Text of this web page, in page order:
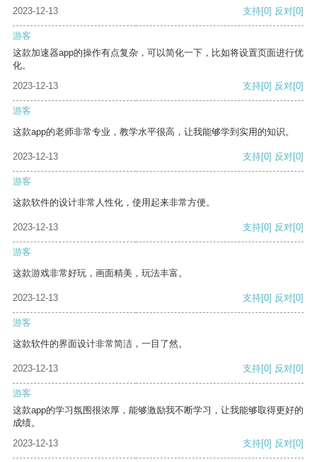
2023-12-13 支持[0] 反对[0]
游客
这款加速器app的操作有点复杂，可以简化一下，比如将设置页面进行优
化。
2023-12-13
支持[0] 反对[0]
游客
这款app的老师非常专业，教学水平很高，让我能够学到实用的知识。
2023-12-13 支持[0] 反对[0]
游客
这款软件的设计非常人性化，使用起来非常方便。
2023-12-13 支持[0] 反对[0]
游客
这款游戏非常好玩，画面精美，玩法丰富。
2023-12-13 支持[0] 反对[0]
游客
这款软件的界面设计非常简洁，一目了然。
2023-12-13 支持[0] 反对[0]
游客
这款app的学习氛围很浓厚，能够激励我不断学习，让我能够取得更好的
成绩。
2023-12-13
支持[0] 反对[0]